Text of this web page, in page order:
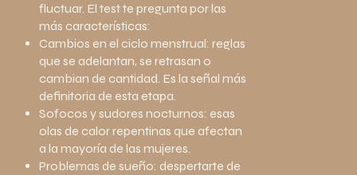
fluctuar. El test te pregunta por las
más características:
Cambios en el ciclo menstrual: reglas
que se adelantan, se retrasan o
cambian de cantidad. Es la señal más
definitoria de esta etapa.
Sofocos y sudores nocturnos: esas
olas de calor repentinas que afectan
a la mayoría de las mujeres.
Problemas de sueño: despertarte de